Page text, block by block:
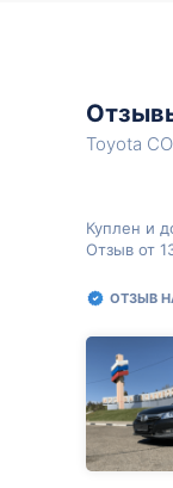
Toyota
Куплен и
Отзыв от
ОТЗЫВ